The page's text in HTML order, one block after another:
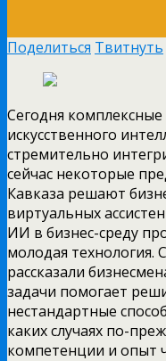
Поделиться Твитнуть
Сегодня
искусственного
стремительно
сейчас некоторые
Кавказа решают
виртуальных
ИИ в бизнес-среду
молодая технология.
рассказали
задачи помогает
нестандартные
каких случаях по-
компетенции и опыт